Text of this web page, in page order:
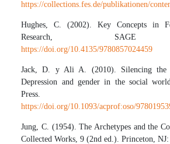
https://collections.fes.de/publikationen/
Hughes, C. (2002). Key Concepts in
Research, SAGE
https://doi.org/10.4135/9780857024459
Jack, D. y Ali A. (2010). Silencing the
Depression and gender in the social
Press.
https://doi.org/10.1093/acprof:oso/
Jung, C. (1954). The Archetypes and the
Collected Works, 9 (2nd ed.). Princeton,